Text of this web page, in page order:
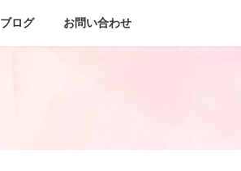
ブログ お問い合わせ